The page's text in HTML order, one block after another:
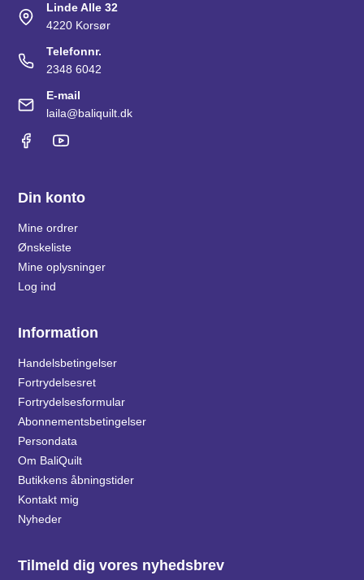
Linde Alle 32
4220 Korsør
Telefonnr.
2348 6042
E-mail
laila@baliquilt.dk
Din konto
Mine ordrer
Ønskeliste
Mine oplysninger
Log ind
Information
Handelsbetingelser
Fortrydelsesret
Fortrydelsesformular
Abonnementsbetingelser
Persondata
Om BaliQuilt
Butikkens åbningstider
Kontakt mig
Nyheder
Tilmeld dig vores nyhedsbrev